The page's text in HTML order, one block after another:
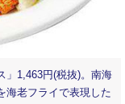
」1,463円(税抜)。南海
海老フライで表現した